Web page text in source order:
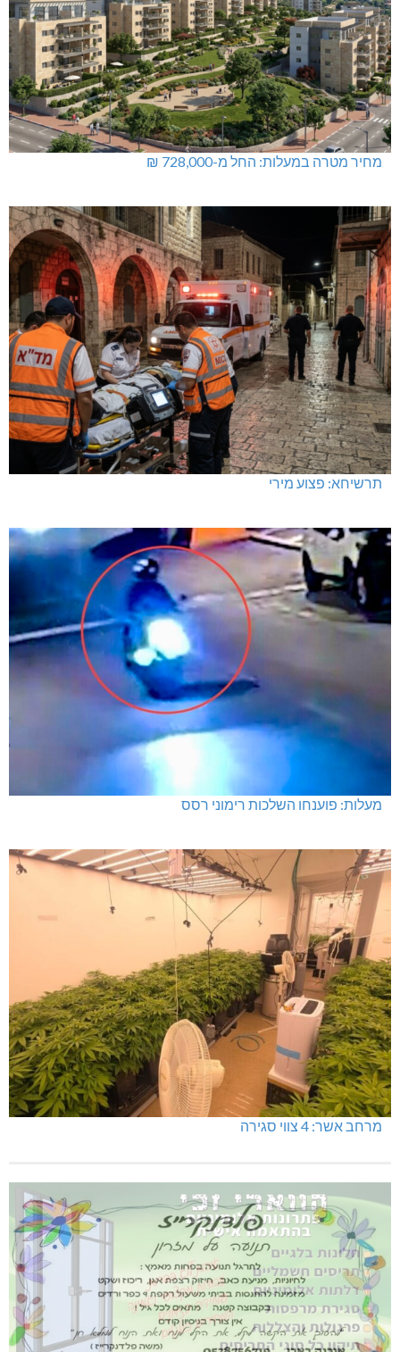
מחיר מטרה במעלות: החל מ-728,000 ₪
תרשיחא: פצוע מירי
מעלות: פוענחו השלכות רימוני רסס
מרחב אשר: 4 צווי סגירה